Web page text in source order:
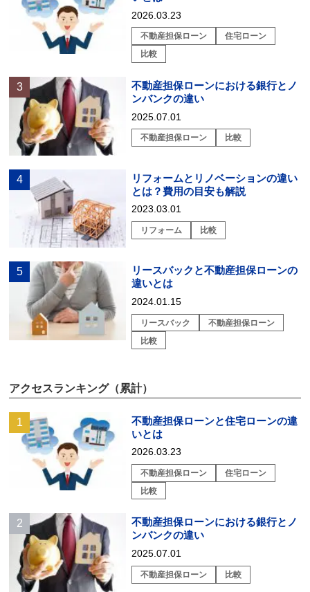
2026.03.23
不動産担保ローン
住宅ローン
比較
不動産担保ローンにおける銀行とノ
ンバンクの違い
2025.07.01
不動産担保ローン 比較
リフォームとリノベーションの違い
とは？費用の目安も解説
2023.03.01
リフォーム 比較
リースバックと不動産担保ローンの
違いとは
2024.01.15
リースバック
不動産担保ローン
比較
アクセスランキング（累計）
不動産担保ローンと住宅ローンの違
いとは
2026.03.23
不動産担保ローン
住宅ローン
比較
不動産担保ローンにおける銀行とノ
ンバンクの違い
2025.07.01
不動産担保ローン 比較